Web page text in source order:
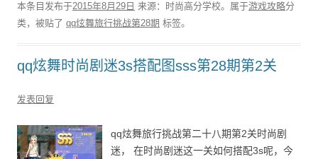
本条目发布于2015年8月29日 来源：时尚高分学校。属于游戏攻略分
类，被贴了 qq炫舞旅行挑战第28期 标签。
qq炫舞时尚剧迷3s搭配图sss第28期第2关
发表回复
qq炫舞旅行挑战第二十八期第2关时尚剧
迷， 在时尚剧迷这一关如何搭配3s呢，今